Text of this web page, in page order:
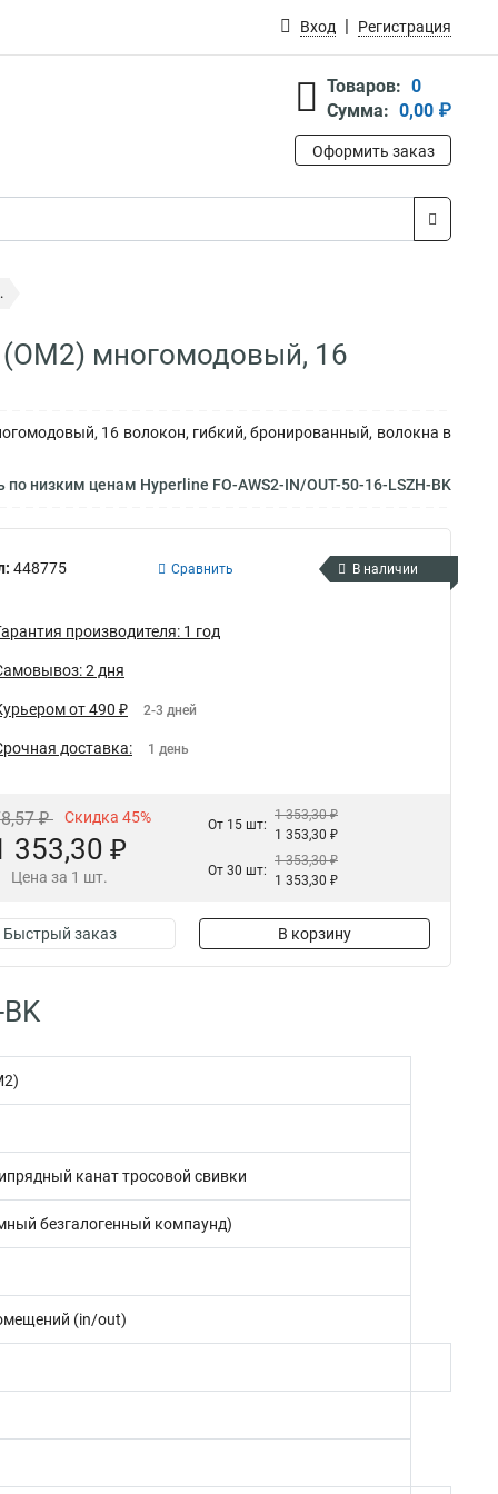
Вход Регистрация
Товаров: 0
Сумма: 0,00 ₽
Оформить заказ
многомодовый, 16
16 волокон, гибкий, бронированный, волокна в
по низким ценам Hyperline FO-AWS2-IN/OUT-50-16-LSZH-BK
448775 Сравнить В наличии
производителя: 1 год
2 дня
от 490 ₽ 2-3 дней
доставка: 1 день
₽ Скидка 45%
353,30 ₽
Цена за 1 шт.
От 15 шт:
1 353,30 ₽
1 353,30 ₽
От 30 шт:
1 353,30 ₽
1 353,30 ₽
Быстрый заказ В корзину
канат тросовой свивки
безгалогенный компаунд)
(in/out)